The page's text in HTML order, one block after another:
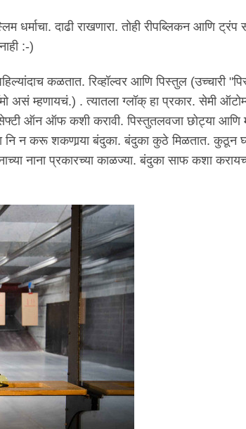
दाढी राखणारा. तोही रीपब्लिकन आणि ट्रंप
:-)
कळतात. रिव्हॉल्वर आणि पिस्तुल (उच्चारी
असं म्हणायचं.) . त्यातला ग्लॉक् हा प्रकार. सेमी
ऑन ऑफ कशी करावी. पिस्तुतलवजा छोट्या आणि
न करू शकणार्‍या बंदुका. बंदुका कुठे मिळतात. कुठून
नाना प्रकारच्या काळज्या. बंदुका साफ कशा